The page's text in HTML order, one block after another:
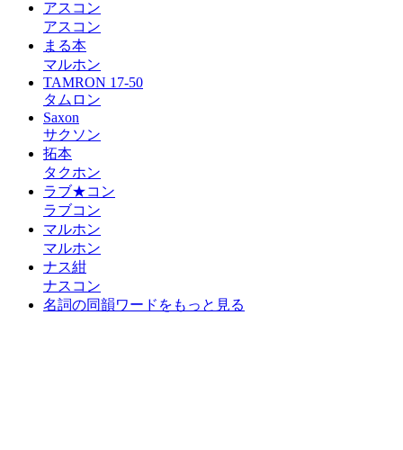
アスコン
アスコン
まる本
マルホン
TAMRON 17-50
タムロン
Saxon
サクソン
拓本
タクホン
ラブ★コン
ラブコン
マルホン
マルホン
ナス紺
ナスコン
名詞の同韻ワードをもっと見る